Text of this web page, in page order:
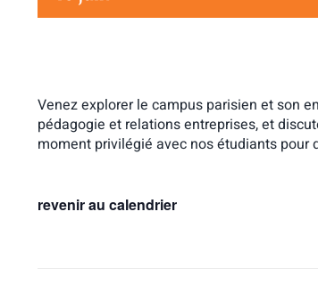
Venez explorer le campus parisien et son
pédagogie et relations entreprises, et
moment privilégié avec nos étudiants pour
revenir au calendrier